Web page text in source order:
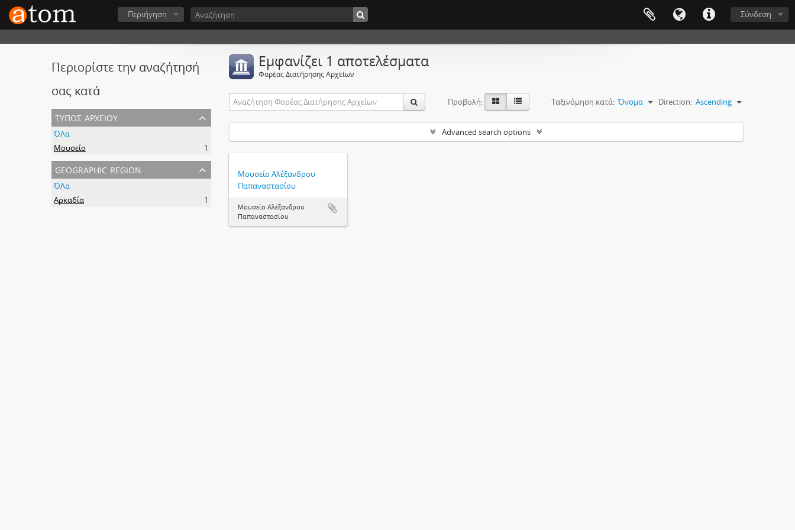
Σύνδεση
Περιήγηση
Περιορίστε την αναζήτησή
σας κατά
τύπος αρχείου
ΌΛα
Μουσείο
1
geographic region
ΌΛα
Αρκαδία
1
Εμφανίζει 1 αποτελέσματα
Φορέας Διατήρησης Αρχείων
Προβολή: Ταξινόμηση κατά: Όνομα Direction: Ascending
Advanced search options
Μουσείο Αλέξανδρου
Παπαναστασίου
Μουσείο Αλέξανδρου
Παπαναστασίου